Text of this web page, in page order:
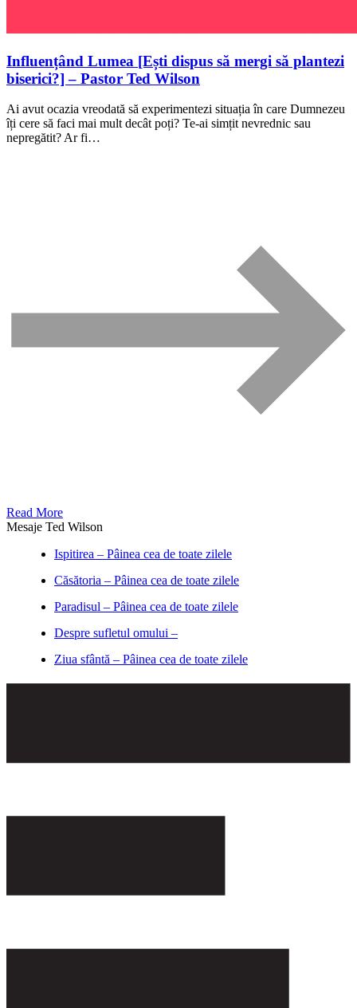
Influențând Lumea [Ești dispus să mergi să plantezi
biserici?] – Pastor Ted Wilson
Ai avut ocazia vreodată să experimentezi situația în care Dumnezeu
îți cere să faci mai mult decât poți? Te-ai simțit nevrednic sau
nepregătit? Ar fi…
Read More
Mesaje Ted Wilson
Ispitirea – Pâinea cea de toate zilele
Căsătoria – Pâinea cea de toate zilele
Paradisul – Pâinea cea de toate zilele
Despre sufletul omului –
Ziua sfântă – Pâinea cea de toate zilele